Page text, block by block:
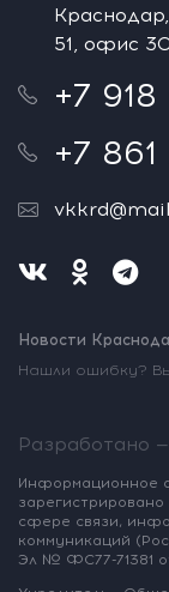
51, офис
+7
+7
Новости
Нашли ошибку?
Разработано —
Информационное
зарегистрировано
сфере связи,
коммуникаций
Эл № ФС77-71381